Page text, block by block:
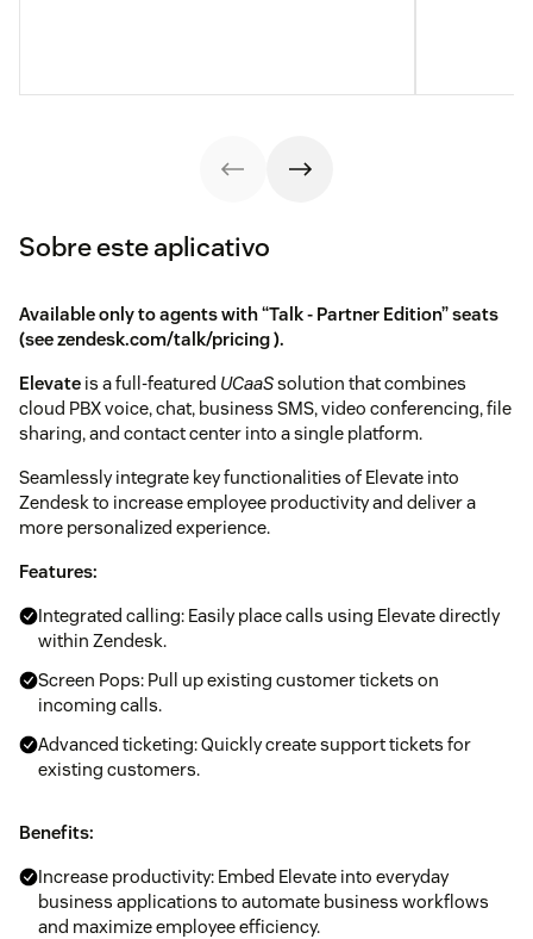
Sobre este aplicativo
Available only to agents with “Talk - Partner Edition” seats
(seezendesk.com/talk/pricing).
Elevate is a full-featured UCaaSsolution that combines
cloud PBX voice, chat, business SMS, video conferencing, file
sharing, and contact center into a single platform.
Seamlessly integrate key functionalities of Elevate into
Zendesk to increase employee productivity and deliver a
more personalized experience.
Features:
Integrated calling: Easily place calls using Elevate directly
within Zendesk.
Screen Pops: Pull up existing customer tickets on
incoming calls.
Advanced ticketing: Quickly create support tickets for
existing customers.
Benefits:
Increase productivity: Embed Elevate into everyday
business applications to automate business workflows
and maximize employee efficiency.